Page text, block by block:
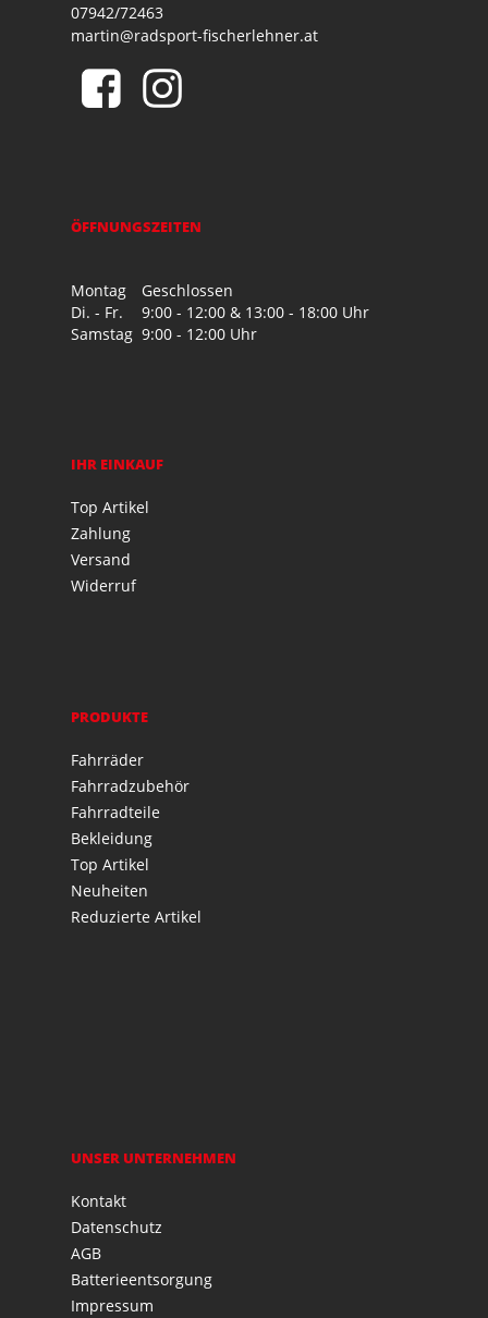
07942/72463
martin@radsport-fischerlehner.at
ÖFFNUNGSZEITEN
Montag
Geschlossen
Di. - Fr.
9:00 - 12:00 & 13:00 - 18:00 Uhr
Samstag 9:00 - 12:00 Uhr
IHR EINKAUF
Top Artikel
Zahlung
Versand
Widerruf
PRODUKTE
Fahrräder
Fahrradzubehör
Fahrradteile
Bekleidung
Top Artikel
Neuheiten
Reduzierte Artikel
UNSER UNTERNEHMEN
Kontakt
Datenschutz
AGB
Batterieentsorgung
Impressum